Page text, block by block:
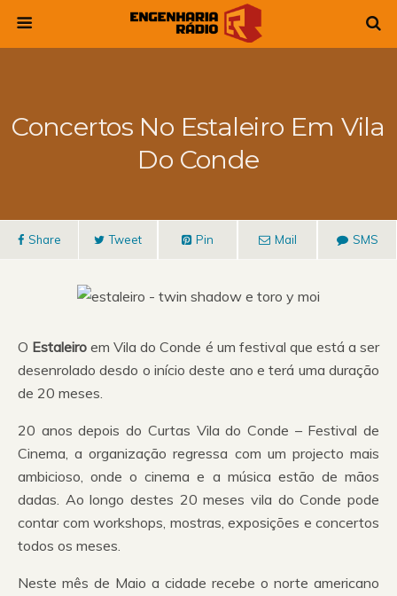
Concertos No Estaleiro Em Vila
Do Conde
Share Tweet Pin Mail SMS
O Estaleiro em Vila do Conde é um festival que está a ser
desenrolado desdo o início deste ano e terá uma duração
de 20 meses.
20 anos depois do Curtas Vila do Conde – Festival de
Cinema, a organização regressa com um projecto mais
ambicioso, onde o cinema e a música estão de mãos
dadas. Ao longo destes 20 meses vila do Conde pode
contar com workshops, mostras, exposições e concertos
todos os meses.
Neste mês de Maio a cidade recebe o norte americano